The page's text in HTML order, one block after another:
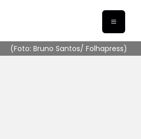
(Foto: Bruno Santos/ Folhapress)